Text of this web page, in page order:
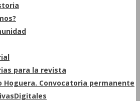
para la revista
Hoguera. Convocatoria permanente